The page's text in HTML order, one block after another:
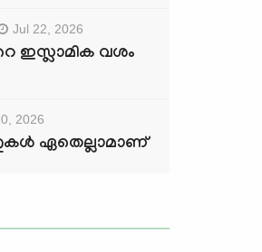
Jul 22, 2026
ഇസ്ലാമിക വശം
2026
ഏതെല്ലാമാണ്